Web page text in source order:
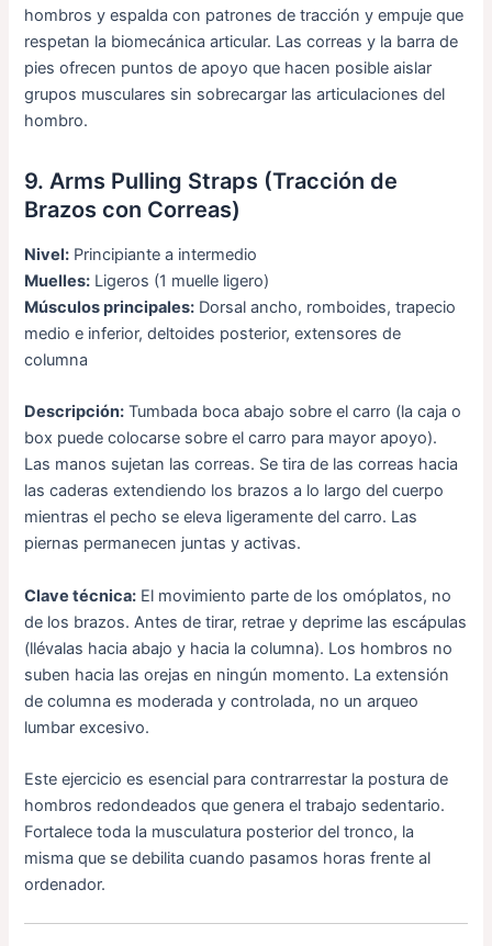
hombros y espalda con patrones de tracción y empuje que
respetan la biomecánica articular. Las correas y la barra de
pies ofrecen puntos de apoyo que hacen posible aislar
grupos musculares sin sobrecargar las articulaciones del
hombro.
9. Arms Pulling Straps (Tracción de
Brazos con Correas)
Nivel: Principiante a intermedio
Muelles: Ligeros (1 muelle ligero)
Músculos principales: Dorsal ancho, romboides, trapecio
medio e inferior, deltoides posterior, extensores de
columna
Descripción: Tumbada boca abajo sobre el carro (la caja o
box puede colocarse sobre el carro para mayor apoyo).
Las manos sujetan las correas. Se tira de las correas hacia
las caderas extendiendo los brazos a lo largo del cuerpo
mientras el pecho se eleva ligeramente del carro. Las
piernas permanecen juntas y activas.
Clave técnica: El movimiento parte de los omóplatos, no
de los brazos. Antes de tirar, retrae y deprime las escápulas
(llévalas hacia abajo y hacia la columna). Los hombros no
suben hacia las orejas en ningún momento. La extensión
de columna es moderada y controlada, no un arqueo
lumbar excesivo.
Este ejercicio es esencial para contrarrestar la postura de
hombros redondeados que genera el trabajo sedentario.
Fortalece toda la musculatura posterior del tronco, la
misma que se debilita cuando pasamos horas frente al
ordenador.